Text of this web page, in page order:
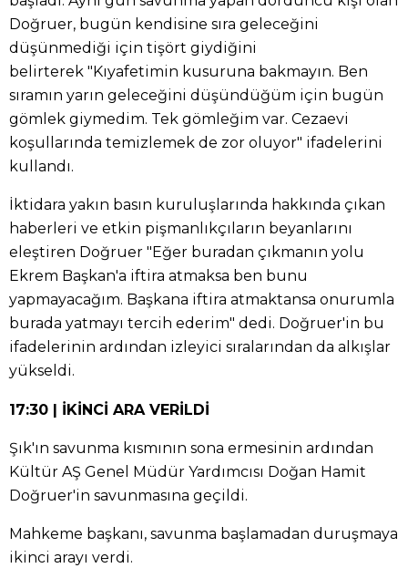
Doğruer, bugün kendisine sıra geleceğini
düşünmediği için tişört giydiğini
belirterek "Kıyafetimin kusuruna bakmayın. Ben
sıramın yarın geleceğini düşündüğüm için bugün
gömlek giymedim. Tek gömleğim var. Cezaevi
koşullarında temizlemek de zor oluyor" ifadelerini
kullandı.
İktidara yakın basın kuruluşlarında hakkında çıkan
haberleri ve etkin pişmanlıkçıların beyanlarını
eleştiren Doğruer "Eğer buradan çıkmanın yolu
Ekrem Başkan'a iftira atmaksa ben bunu
yapmayacağım. Başkana iftira atmaktansa onurumla
burada yatmayı tercih ederim" dedi. Doğruer'in bu
ifadelerinin ardından izleyici sıralarından da alkışlar
yükseldi.
17:30 | İKİNCİ ARA VERİLDİ
Şık'ın savunma kısmının sona ermesinin ardından
Kültür AŞ Genel Müdür Yardımcısı Doğan Hamit
Doğruer'in savunmasına geçildi.
Mahkeme başkanı, savunma başlamadan duruşmaya
ikinci arayı verdi.